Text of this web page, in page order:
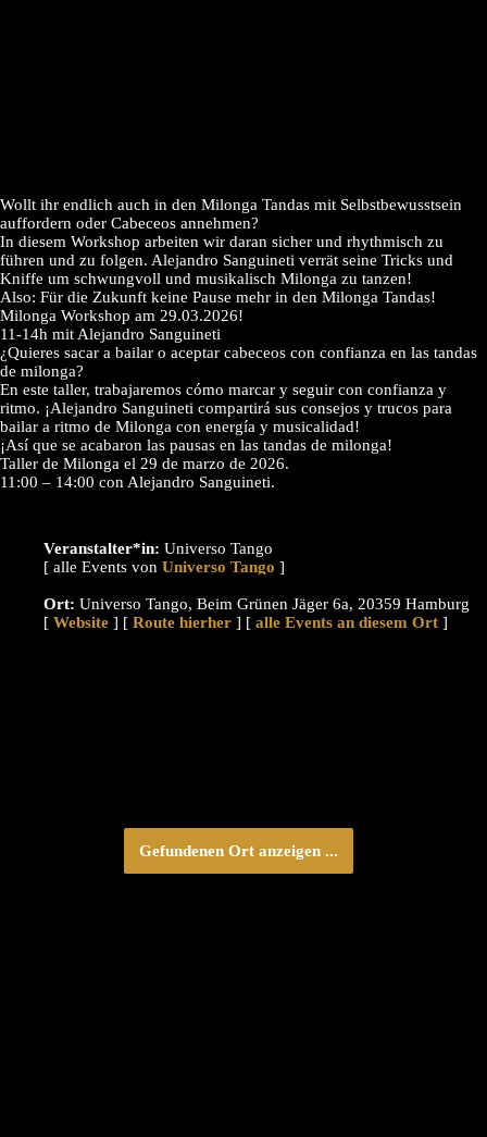
Wollt ihr endlich auch in den Milonga Tandas mit Selbstbewusstsein
auffordern oder Cabeceos annehmen?
In diesem Workshop arbeiten wir daran sicher und rhythmisch zu
führen und zu folgen. Alejandro Sanguineti verrät seine Tricks und
Kniffe um schwungvoll und musikalisch Milonga zu tanzen!
Also: Für die Zukunft keine Pause mehr in den Milonga Tandas!
Milonga Workshop am 29.03.2026!
11-14h mit Alejandro Sanguineti
¿Quieres sacar a bailar o aceptar cabeceos con confianza en las tandas
de milonga?
En este taller, trabajaremos cómo marcar y seguir con confianza y
ritmo. ¡Alejandro Sanguineti compartirá sus consejos y trucos para
bailar a ritmo de Milonga con energía y musicalidad!
¡Así que se acabaron las pausas en las tandas de milonga!
Taller de Milonga el 29 de marzo de 2026.
11:00 – 14:00 con Alejandro Sanguineti.
Veranstalter*in: Universo Tango
[ alle Events von
]
Ort: Universo Tango, Beim Grünen Jäger 6a, 20359 Hamburg
[ Website ] [ Route hierher ] [ alle Events an diesem Ort ]